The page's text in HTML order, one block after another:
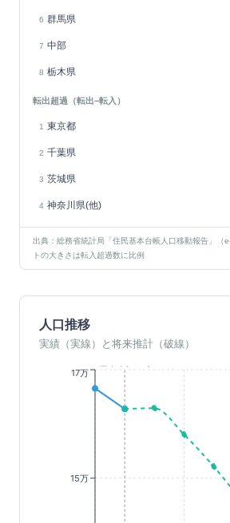
6 群馬県
7 中部
8 栃木県
転出超過（転出−転入）
1 東京都
2 千葉県
3 茨城県
4 神奈川県(他)
出典：総務省統計局「住民基本台帳人口移動報告」（
トの大きさは転入超過数に比例
人口推移
実績（実線）と将来推計（破線）
15万
17万